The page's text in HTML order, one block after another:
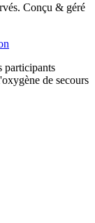
Conçu & géré
participants
de secours